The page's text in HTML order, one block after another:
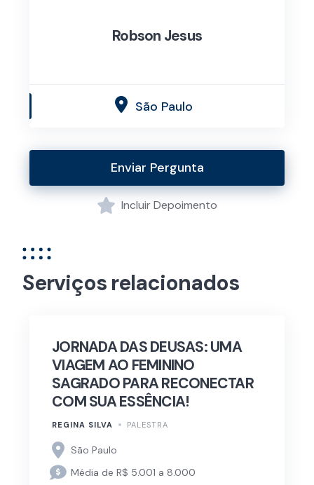
Robson Jesus
São Paulo
Enviar Pergunta
Incluir Depoimento
Serviços relacionados
JORNADA DAS DEUSAS: UMA
VIAGEM AO FEMININO
SAGRADO PARA RECONECTAR
COM SUA ESSÊNCIA!
REGINA SILVA PALESTRA
São Paulo
Média de R$ 5.001 a 8.000